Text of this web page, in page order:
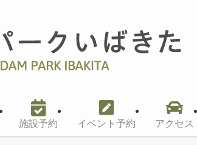
施設予約 イベント予約 アクセス